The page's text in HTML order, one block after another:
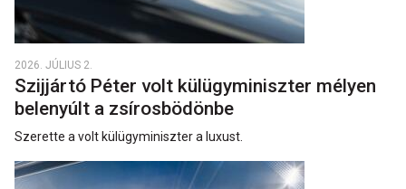
2026. JÚLIUS 2.
Szijjártó Péter volt külügyminiszter mélyen
belenyúlt a zsírosbödönbe
Szerette a volt külügyminiszter a luxust.